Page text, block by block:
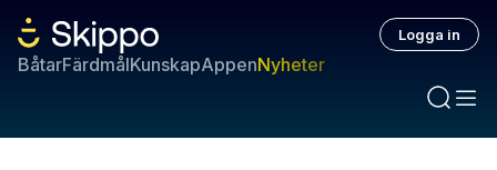
BåtarFärdmålKunskapAppenNyheter
Logga in